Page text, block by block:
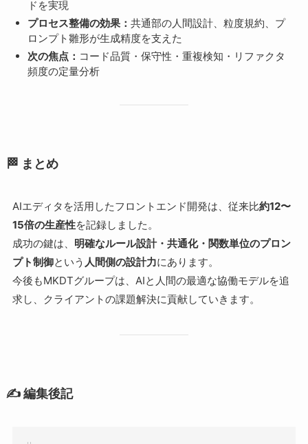
ドを実現
プロセス整備の効果：共通部の人間設計、粒度規約、プ
ロンプト雛形が生成精度を支えた
次の焦点： コード品質・保守性・重複検知・リファクタ
頻度の定量分析
🏁 まとめ
AIエディタを活用したフロントエンド開発は、従来比約12〜
15倍の生産性を記録しました。
成功の鍵は、 明確なルール設計・共通化・関数単位のプロン
プト制御という 人間側の設計力にあります。
今後もMKDTグループは、AIと人間の最適な協働モデルを追
求し、クライアントの課題解決に貢献していきます。
✍️ 編集後記